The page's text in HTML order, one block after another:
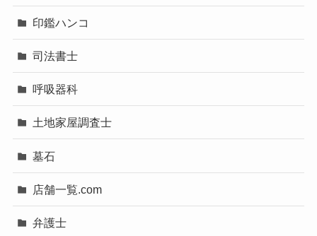
印鑑ハンコ
司法書士
呼吸器科
土地家屋調査士
墓石
店舗一覧.com
弁護士